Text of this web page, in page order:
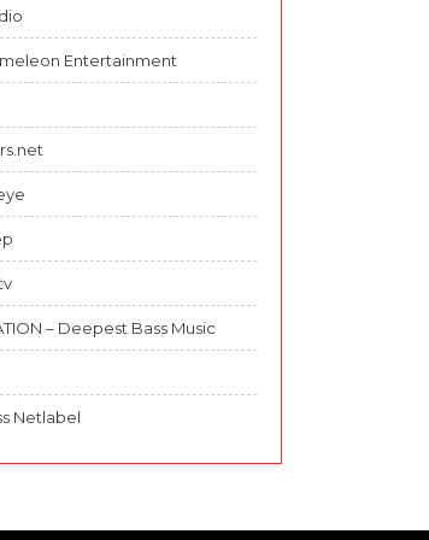
Entertainment
– Deepest Bass Music
Netlabel